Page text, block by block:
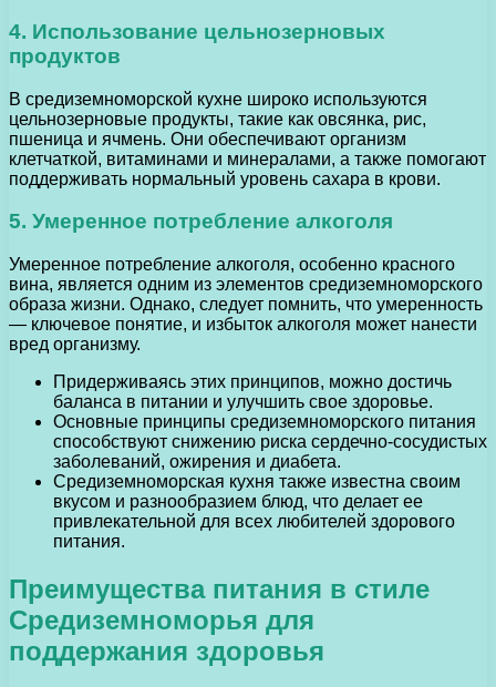
4. Использование цельнозерновых
продуктов
В средиземноморской кухне широко используются
цельнозерновые продукты, такие как овсянка, рис,
пшеница и ячмень. Они обеспечивают организм
клетчаткой, витаминами и минералами, а также помогают
поддерживать нормальный уровень сахара в крови.
5. Умеренное потребление алкоголя
Умеренное потребление алкоголя, особенно красного
вина, является одним из элементов средиземноморского
образа жизни. Однако, следует помнить, что умеренность
— ключевое понятие, и избыток алкоголя может нанести
вред организму.
Придерживаясь этих принципов, можно достичь
баланса в питании и улучшить свое здоровье.
Основные принципы средиземноморского питания
способствуют снижению риска сердечно-сосудистых
заболеваний, ожирения и диабета.
Средиземноморская кухня также известна своим
вкусом и разнообразием блюд, что делает ее
привлекательной для всех любителей здорового
питания.
Преимущества питания в стиле
Средиземноморья для
поддержания здоровья